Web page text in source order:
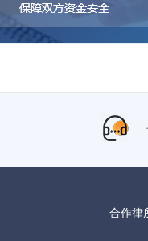
合作律